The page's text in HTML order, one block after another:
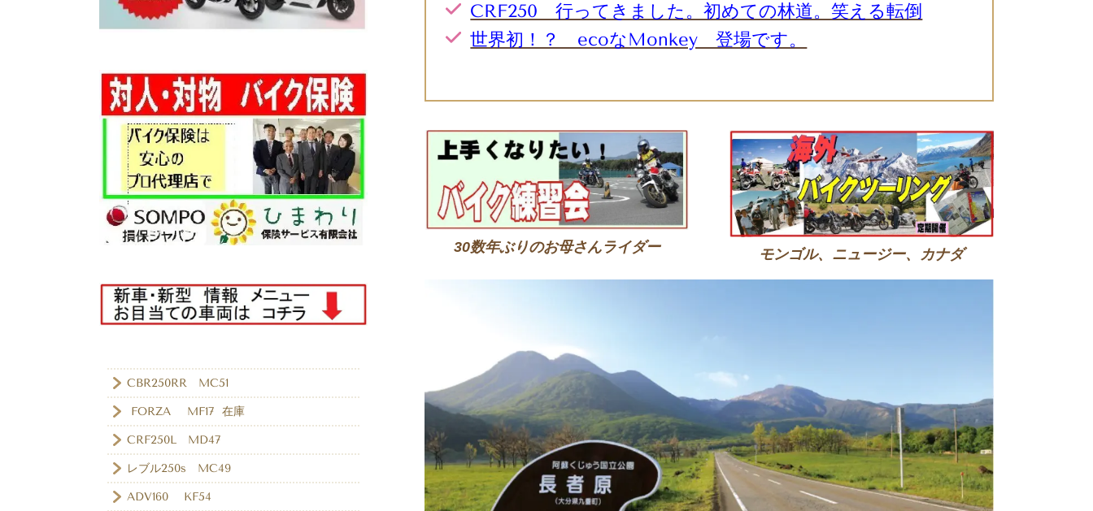
CRF250 行ってきました。初めての林道。笑える転倒
世界初！？ ecoなMonkey 登場です。
30数年ぶりのお母さんライダー モンゴル、ニュージー、カナダ
CBR250RR MC51
FORZA MF17 在庫
CRF250L MD47
レブル250s MC49
ADV160 KF54